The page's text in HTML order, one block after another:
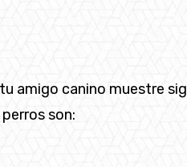
amigo canino muestre
son: